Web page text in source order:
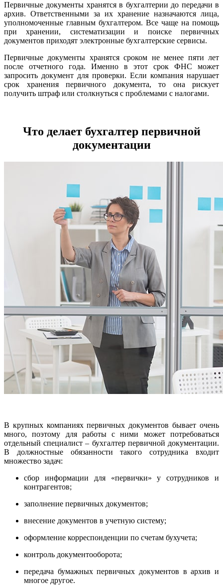
Первичные документы хранятся в бухгалтерии до передачи в
архив. Ответственными за их хранение назначаются лица,
уполномоченные главным бухгалтером. Все чаще на помощь
при хранении, систематизации и поиске первичных
документов приходят электронные бухгалтерские сервисы.
Первичные документы хранятся сроком не менее пяти лет
после отчетного года. Именно в этот срок ФНС может
запросить документ для проверки. Если компания нарушает
срок хранения первичного документа, то она рискует
получить штраф или столкнуться с проблемами с налогами.
Что делает бухгалтер первичной
документации
В крупных компаниях первичных документов бывает очень
много, поэтому для работы с ними может потребоваться
отдельный специалист – бухгалтер первичной документации.
В должностные обязанности такого сотрудника входит
множество задач:
сбор информации для «первички» у сотрудников и
контрагентов;
заполнение первичных документов;
внесение документов в учетную систему;
оформление корреспонденции по счетам бухучета;
контроль документооборота;
передача бумажных первичных документов в архив и
многое другое.